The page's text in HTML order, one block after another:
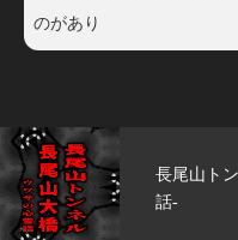
のがあり
橋 -ウワサの心霊